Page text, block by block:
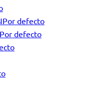
Por defecto
Por defecto